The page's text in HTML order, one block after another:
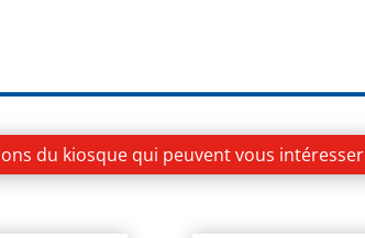
du kiosque qui peuvent vous intéresser